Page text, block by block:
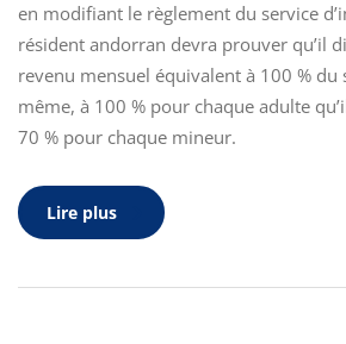
en modifiant le règlement du service
résident andorran devra prouver qu’il
revenu mensuel équivalent à 100 %
même, à 100 % pour chaque adulte
70 % pour chaque mineur.
Lire plus